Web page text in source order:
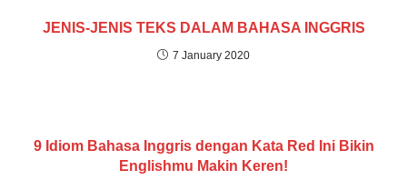
JENIS-JENIS TEKS DALAM BAHASA INGGRIS
7 January 2020
9 Idiom Bahasa Inggris dengan Kata Red Ini Bikin
Englishmu Makin Keren!